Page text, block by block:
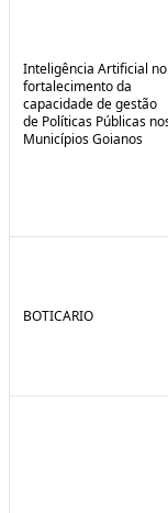
Inteligência Artificial no
fortalecimento da
capacidade de gestão
de Políticas Públicas
Municípios Goianos
BOTICARIO